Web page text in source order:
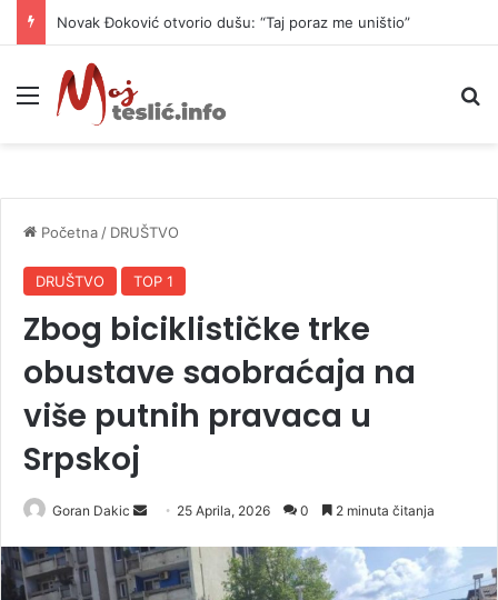
Novak Đoković otvorio dušu: “Taj poraz me uništio”
Meni
Početna / DRUŠTVO
DRUŠTVO TOP 1
Zbog biciklističke trke
obustave saobraćaja na
više putnih pravaca u
Srpskoj
Goran Dakic
d
25 Aprila, 2026 0 2 minuta čitanja